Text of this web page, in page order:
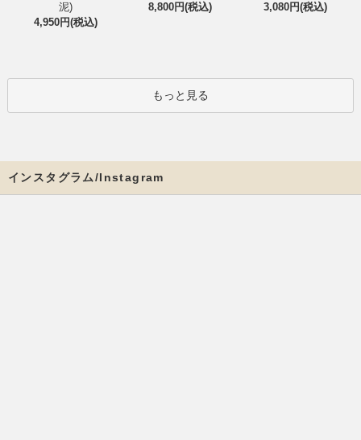
泥)
4,950円(税込)
8,800円(税込)
3,080円(税込)
もっと見る
インスタグラム/Instagram